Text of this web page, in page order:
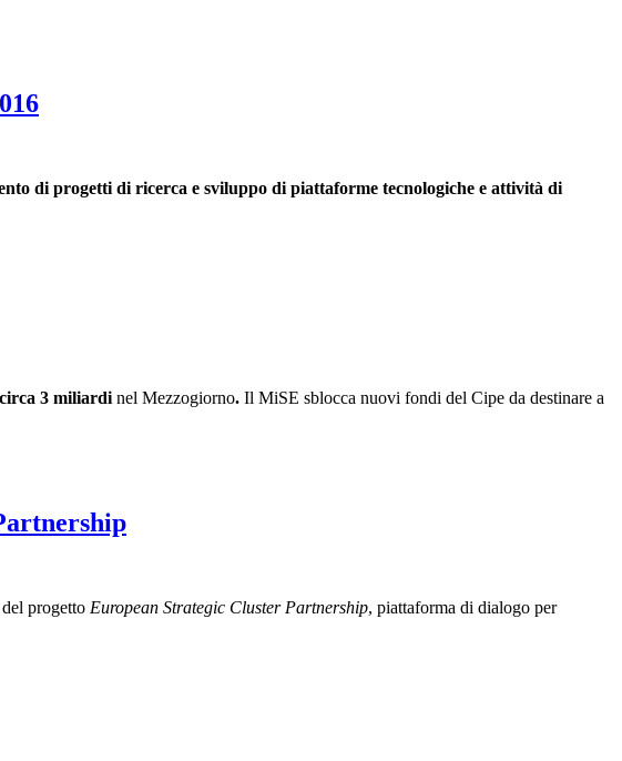
di progetti di ricerca e sviluppo di piattaforme tecnologiche e attività di
3 miliardi nel Mezzogiorno. Il MiSE sblocca nuovi fondi del Cipe da destinare a
progetto European Strategic Cluster Partnership, piattaforma di dialogo per